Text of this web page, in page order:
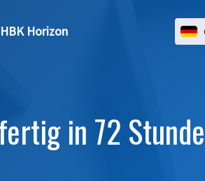
HBK Horizon
in 72